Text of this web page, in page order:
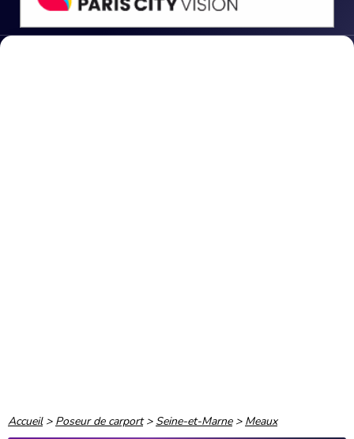
Accueil> Poseur de carport> Seine-et-Marne> Meaux